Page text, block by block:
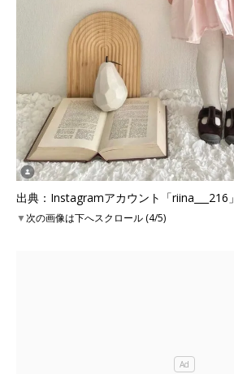
出典：Instagramアカウント「riina___216」
▼次の画像は下へスクロール (4/5)